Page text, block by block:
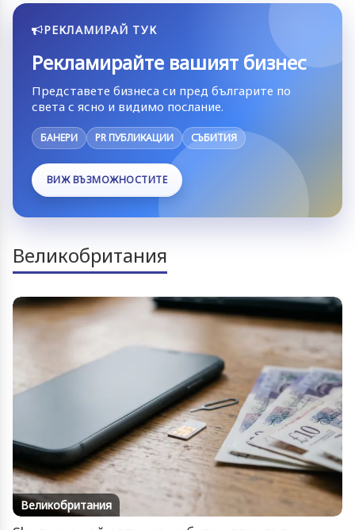
РЕКЛАМИРАЙ ТУК
Рекламирайте вашият бизнес
Представете бизнеса си пред българите по
света с ясно и видимо послание.
БАНЕРИ PR ПУБЛИКАЦИИ СЪБИТИЯ
ВИЖ ВЪЗМОЖНОСТИТЕ
Великобритания
Великобритания